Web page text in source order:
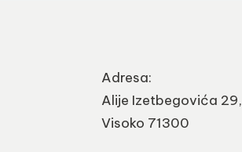
Adresa:
Alije Izetbegovića 29,
Visoko 71300